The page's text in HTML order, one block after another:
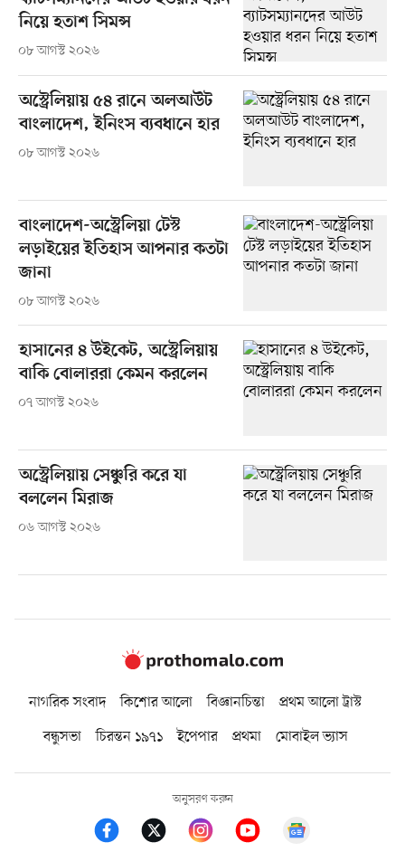
নিয়ে হতাশ সিমন্স
০৮ আগস্ট ২০২৬
অস্ট্রেলিয়ায় ৫৪ রানে অলআউট
বাংলাদেশ, ইনিংস ব্যবধানে হার
০৮ আগস্ট ২০২৬
বাংলাদেশ-অস্ট্রেলিয়া টেস্ট
লড়াইয়ের ইতিহাস আপনার কতটা
জানা
০৮ আগস্ট ২০২৬
হাসানের ৪ উইকেট, অস্ট্রেলিয়ায়
বাকি বোলাররা কেমন করলেন
০৭ আগস্ট ২০২৬
অস্ট্রেলিয়ায় সেঞ্চুরি করে যা
বললেন মিরাজ
০৬ আগস্ট ২০২৬
নাগরিক সংবাদ কিশোর আলো বিজ্ঞানচিন্তা
প্রথম আলো ট্রাস্ট
বন্ধুসভা
চিরন্তন ১৯৭১ ইপেপার প্রথমা মোবাইল ভ্যাস
অনুসরণ করুন